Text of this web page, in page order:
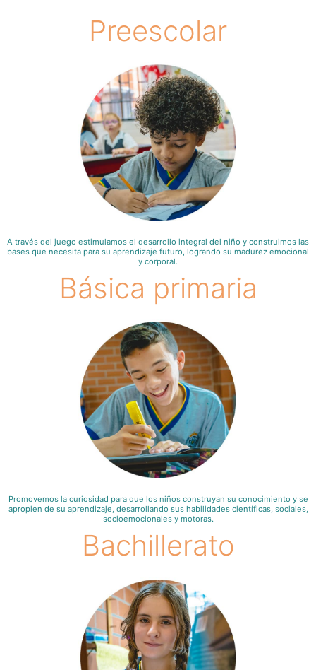
Preescolar
A través del juego estimulamos el desarrollo integral del niño y construimos las
bases que necesita para su aprendizaje futuro, logrando su madurez emocional
y corporal.
Básica primaria
Promovemos la curiosidad para que los niños construyan su conocimiento y se
apropien de su aprendizaje, desarrollando sus habilidades científicas, sociales,
socioemocionales y motoras.
Bachillerato